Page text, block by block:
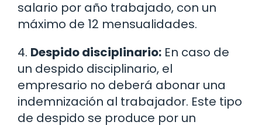
salario por año trabajado, con un
máximo de 12 mensualidades.
4. Despido disciplinario: En caso de
un despido disciplinario, el
empresario no deberá abonar una
indemnización al trabajador. Este tipo
de despido se produce por un